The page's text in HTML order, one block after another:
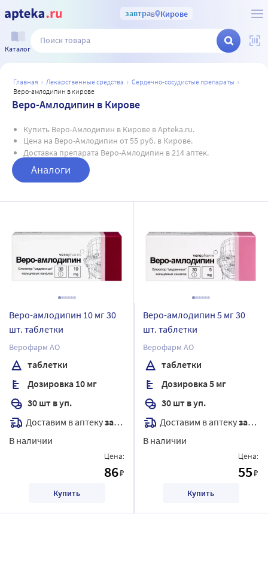
завтрав Кирове
Каталог
главная лекарственные средства
сердечно-сосудистые препараты
веро-амлодипин в кирове
Веро-Амлодипин в Кирове
Купить Веро-Амлодипин в Кирове в Apteka.ru.
Цена на Веро-Амлодипин от 55 руб. в Кирове.
Доставка препарата Веро-Амлодипин в 214 аптек.
Аналоги
Веро-амлодипин 10 мг 30
шт. таблетки
Верофарм АО
таблетки
Дозировка 10 мг
30 шт в уп.
Доставим в аптекузавтра
В наличии
Цена:
86₽
Купить
Веро-амлодипин 5 мг 30
шт. таблетки
Верофарм АО
таблетки
Дозировка 5 мг
30 шт в уп.
Доставим в аптекузавтра
В наличии
Цена:
55₽
Купить